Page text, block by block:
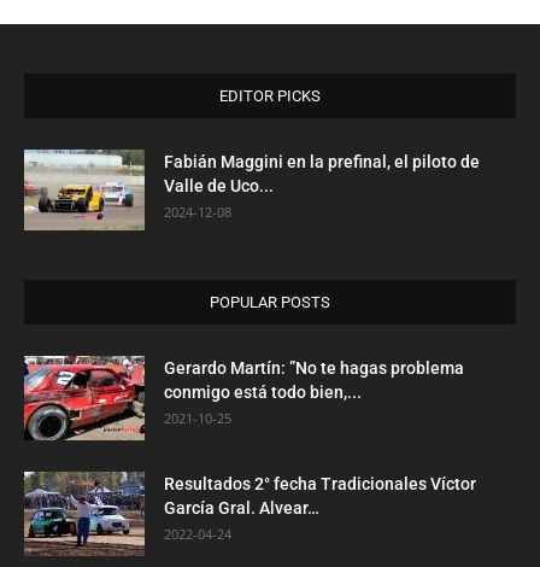
EDITOR PICKS
Fabián Maggini en la prefinal, el piloto de
Valle de Uco...
2024-12-08
POPULAR POSTS
Gerardo Martín: ”No te hagas problema
conmigo está todo bien,...
2021-10-25
Resultados 2° fecha Tradicionales Víctor
García Gral. Alvear…
2022-04-24